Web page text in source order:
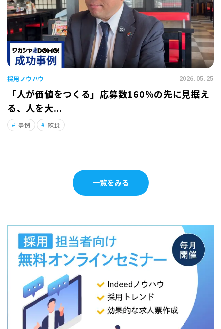
採用ノウハウ 2026.05.25
「人が価値をつくる」応募数160％の先に見据え
る、人を大...
事例 飲食
一覧をみる